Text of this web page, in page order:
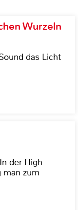
Wurzeln
das Licht
der High
man zum